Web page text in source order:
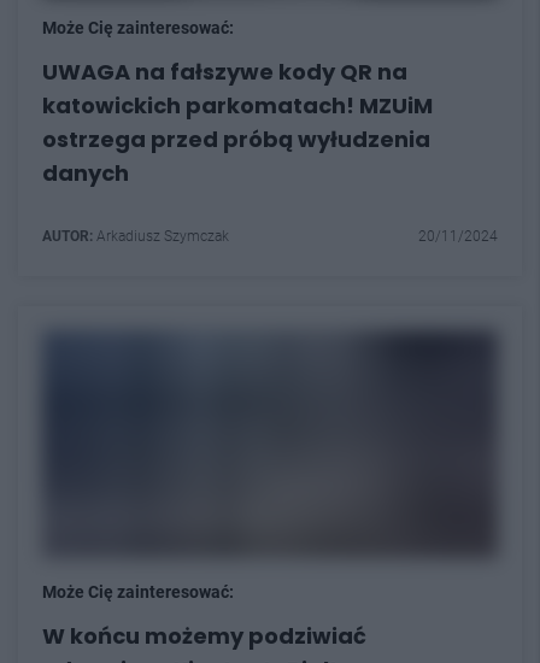
Może Cię zainteresować:
UWAGA na fałszywe kody QR na
katowickich parkomatach! MZUiM
ostrzega przed próbą wyłudzenia
danych
AUTOR: Arkadiusz Szymczak 20/11/2024
Może Cię zainteresować:
W końcu możemy podziwiać